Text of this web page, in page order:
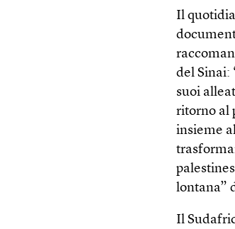
Il
del Sinai:
suoi
ritorno al
insieme
lontana”
Il